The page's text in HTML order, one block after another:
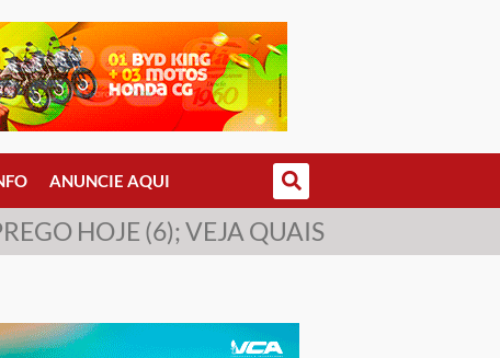
ANUNCIE AQUI
HOJE (6); VEJA QUAIS